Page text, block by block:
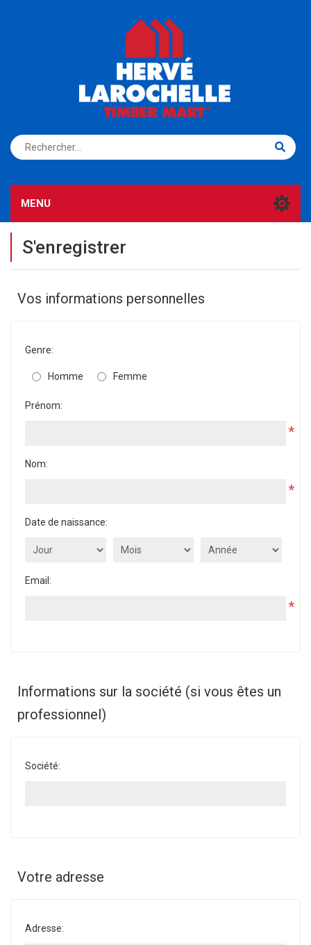
S'ENREGISTRER CONNEXION
MENU
S'enregistrer
Vos informations personnelles
Genre:
Homme Femme
Prénom:
*
Nom:
*
Date de naissance:
Email:
*
Informations sur la société (si vous êtes un
professionnel)
Société:
Votre adresse
Adresse: